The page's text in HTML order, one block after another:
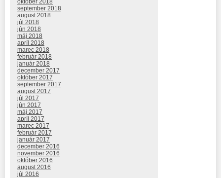
október 2018
september 2018
august 2018
júl 2018
jún 2018
máj 2018
apríl 2018
marec 2018
február 2018
január 2018
december 2017
október 2017
september 2017
august 2017
júl 2017
jún 2017
máj 2017
apríl 2017
marec 2017
február 2017
január 2017
december 2016
november 2016
október 2016
august 2016
júl 2016